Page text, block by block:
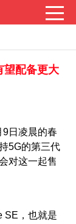
望配备更大
日凌晨的春
5G的第三代
对这一起售
，也就是